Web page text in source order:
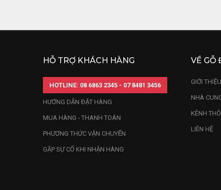
Tượng Gỗ
Tát, tượng
HỖ TRỢ KHÁCH HÀNG
HOTLINE: 08 6863 2345 - 07 8481 3456
HƯỚNG DẪN ĐẶT HÀNG
MUA HÀNG - THANH TOÁN
PHƯƠNG THỨC VẬN CHUYỂN
GẶP SỰ CỐ KHI NHẬN HÀNG
VỀ GỖ
GIỚI THIỆU
NHÀ
KÊNH
LIÊN HỆ